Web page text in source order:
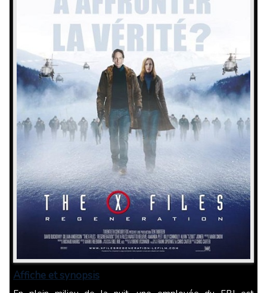
Affiche et synopsis